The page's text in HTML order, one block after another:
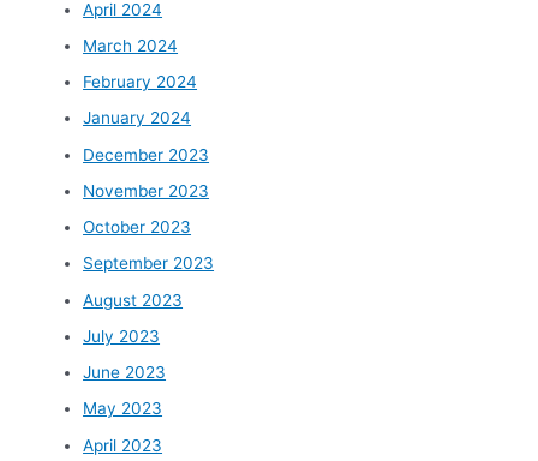
April 2024
March 2024
February 2024
January 2024
December 2023
November 2023
October 2023
September 2023
August 2023
July 2023
June 2023
May 2023
April 2023